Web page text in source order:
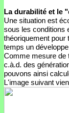
La durabilité et le
Une situation est
sous les conditions
théoriquement pour
temps un
Comme mesure de
c.à.d. des
pouvons ainsi
L'image suivant